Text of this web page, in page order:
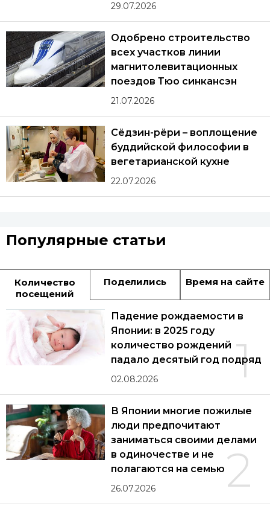
29.07.2026
Одобрено строительство
всех участков линии
магнитолевитационных
поездов Тюо синкансэн
21.07.2026
Сёдзин-рёри – воплощение
буддийской философии в
вегетарианской кухне
22.07.2026
Популярные статьи
Количество
посещений
Поделились Время на сайте
1
Падение рождаемости в
Японии: в 2025 году
количество рождений
падало десятый год подряд
02.08.2026
2
В Японии многие пожилые
люди предпочитают
заниматься своими делами
в одиночестве и не
полагаются на семью
26.07.2026